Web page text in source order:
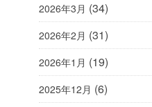
2026年3月 (34)
2026年2月 (31)
2026年1月 (19)
2025年12月 (6)